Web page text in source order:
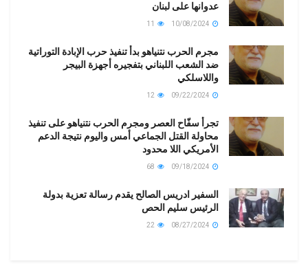
عدوانها على لبنان
مجرم الحرب نتنياهو بدأ تنفيذ حرب الإبادة التوراتية
ضد الشعب اللبناني بتفجيره أجهزة البيجر
واللاسلكي
تجرأ سفّاح العصر ومجرم الحرب نتنياهو على تنفيذ
محاولة القتل الجماعي أمس واليوم نتيجة الدعم
الأمريكي اللا محدود
السفير ادريس الصالح يقدم رسالة تعزية بدولة
الرئيس سليم الحص